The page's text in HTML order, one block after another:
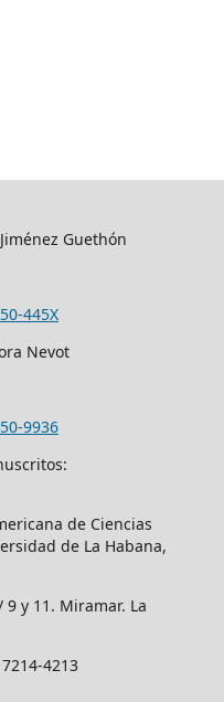
Guethón
445X
Nevot
9936
de Ciencias
de La Habana,
9 y 11. Miramar. La
4213